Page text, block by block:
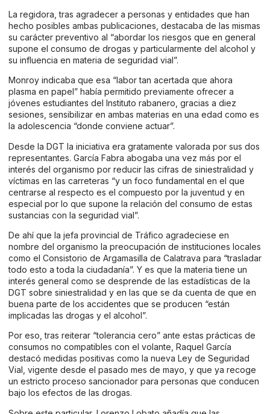
La regidora, tras agradecer a personas y entidades que han
hecho posibles ambas publicaciones, destacaba de las mismas
su carácter preventivo al “abordar los riesgos que en general
supone el consumo de drogas y particularmente del alcohol y
su influencia en materia de seguridad vial”.
Monroy indicaba que esa “labor tan acertada que ahora
plasma en papel” había permitido previamente ofrecer a
jóvenes estudiantes del Instituto rabanero, gracias a diez
sesiones, sensibilizar en ambas materias en una edad como es
la adolescencia “donde conviene actuar”.
Desde la DGT la iniciativa era gratamente valorada por sus dos
representantes. García Fabra abogaba una vez más por el
interés del organismo por reducir las cifras de siniestralidad y
víctimas en las carreteras “y un foco fundamental en el que
centrarse al respecto es el compuesto por la juventud y en
especial por lo que supone la relación del consumo de estas
sustancias con la seguridad vial”.
De ahí que la jefa provincial de Tráfico agradeciese en
nombre del organismo la preocupación de instituciones locales
como el Consistorio de Argamasilla de Calatrava para “trasladar
todo esto a toda la ciudadanía”. Y es que la materia tiene un
interés general como se desprende de las estadísticas de la
DGT sobre siniestralidad y en las que se da cuenta de que en
buena parte de los accidentes que se producen “están
implicadas las drogas y el alcohol”.
Por eso, tras reiterar “tolerancia cero” ante estas prácticas de
consumos no compatibles con el volante, Raquel García
destacó medidas positivas como la nueva Ley de Seguridad
Vial, vigente desde el pasado mes de mayo, y que ya recoge
un estricto proceso sancionador para personas que conducen
bajo los efectos de las drogas.